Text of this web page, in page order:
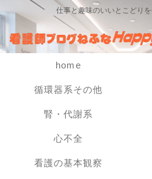
仕事と趣味のいいとこどり
home
循環器系その他
腎・代謝系
心不全
看護の基本観察